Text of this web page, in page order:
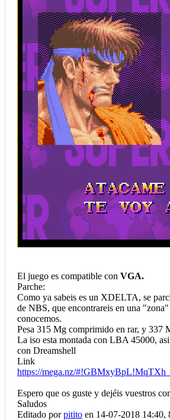
El juego es compatible con VGA.
Parche:
Como ya sabeis es un XDELTA, se
de NBS, que encontrareis en una
conocemos.
Pesa 315 Mg comprimido en rar, y 337
La iso esta montada con LBA 45000,
con Dreamshell
Link
https://mega.nz/
Espero que os guste y dejéis vuestros
Saludos
Editado porpitito en 14-07-2018 14:40,